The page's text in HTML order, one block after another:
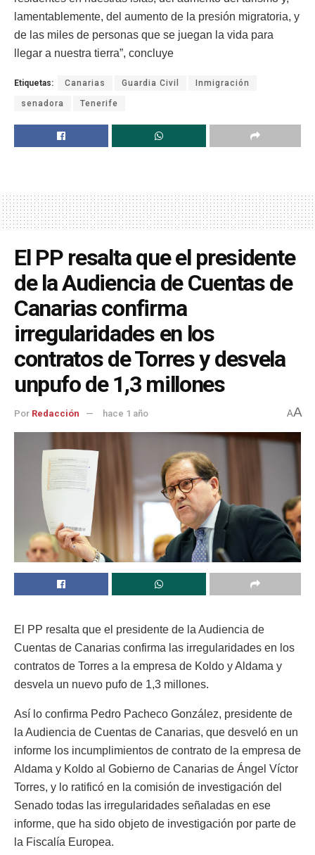
lamentablemente, del aumento de la presión migratoria, y
de las miles de personas que se juegan la vida para
llegar a nuestra tierra”, concluye
Etiquetas: Canarias Guardia Civil Inmigración
senadora Tenerife
El PP resalta que el presidente
de la Audiencia de Cuentas de
Canarias confirma
irregularidades en los
contratos de Torres y desvela
unpufo de 1,3 millones
Por Redacción hace 1 año AA
El PP resalta que el presidente de la Audiencia de
Cuentas de Canarias confirma las irregularidades en los
contratos de Torres a la empresa de Koldo y Aldama y
desvela un nuevo pufo de 1,3 millones.
Así lo confirma Pedro Pacheco González, presidente de
la Audiencia de Cuentas de Canarias, que desveló en un
informe los incumplimientos de contrato de la empresa de
Aldama y Koldo al Gobierno de Canarias de Ángel Víctor
Torres, y lo ratificó en la comisión de investigación del
Senado todas las irregularidades señaladas en ese
informe, que ha sido objeto de investigación por parte de
la Fiscalía Europea.